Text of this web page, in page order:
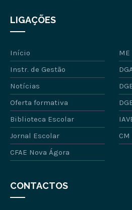
LIGAÇÕES
Início
ME
Instr. de Gestão
Notícias
Oferta formativa
Biblioteca Escolar
Jornal Escolar
CM
CFAE Nova Ágora
CONTACTOS